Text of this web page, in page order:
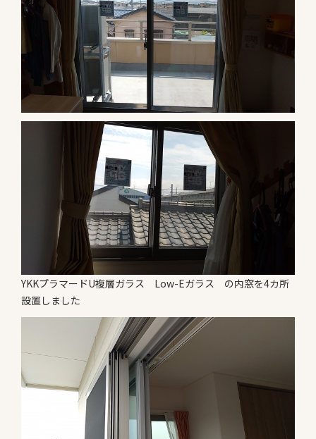
YKKプラマードU複層ガラス Low-Eガラス の内窓を4カ所
設置しました